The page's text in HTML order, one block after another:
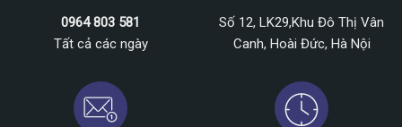
0964 803 581
Tất cả các ngày
Số 12, LK29,Khu Đô Thị Vân
Canh, Hoài Đức, Hà Nội